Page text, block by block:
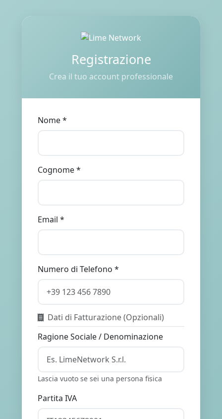
Registrazione
Crea il tuo account professionale
Nome *
Cognome *
Email *
Numero di Telefono *
Dati di Fatturazione (Opzionali)
Ragione Sociale / Denominazione
Lascia vuoto se sei una persona fisica
Partita IVA